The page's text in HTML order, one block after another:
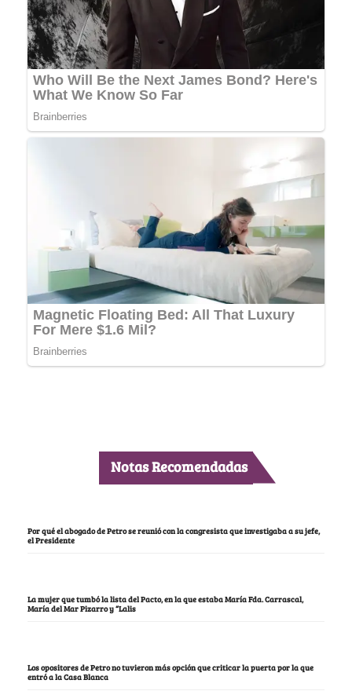
Notas Recomendadas
Por qué el abogado de Petro se reunió con la congresista que investigaba a su jefe,
el Presidente
La mujer que tumbó la lista del Pacto, en la que estaba María Fda. Carrascal,
María del Mar Pizarro y “Lalis
Los opositores de Petro no tuvieron más opción que criticar la puerta por la que
entró a la Casa Blanca